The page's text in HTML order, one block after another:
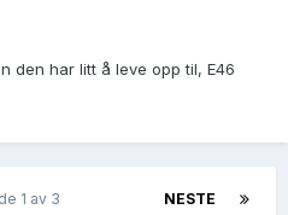
den har litt å leve opp til, E46
NESTE
1 av 3